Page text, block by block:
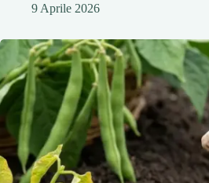
9 Aprile 2026